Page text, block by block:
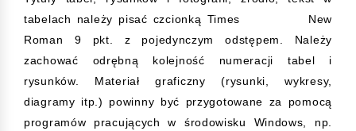
tabelach należy pisać czcionką Times New
Roman 9 pkt. z pojedynczym odstępem. Należy
zachować odrębną kolejność numeracji tabel i
rysunków. Materiał graficzny (rysunki, wykresy,
diagramy itp.) powinny być przygotowane za pomocą
programów pracujących w środowisku Windows, np.